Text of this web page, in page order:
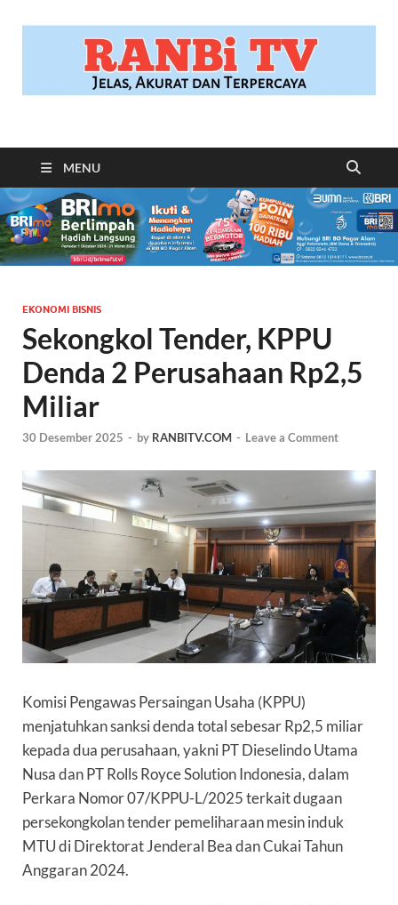
RANBITV.COM
MENU
EKONOMI BISNIS
Sekongkol Tender, KPPU
Denda 2 Perusahaan Rp2,5
Miliar
30 Desember 2025 - by RANBITV.COM - Leave a Comment
Komisi Pengawas Persaingan Usaha (KPPU)
menjatuhkan sanksi denda total sebesar Rp2,5 miliar
kepada dua perusahaan, yakni PT Dieselindo Utama
Nusa dan PT Rolls Royce Solution Indonesia, dalam
Perkara Nomor 07/KPPU-L/2025 terkait dugaan
persekongkolan tender pemeliharaan mesin induk
MTU di Direktorat Jenderal Bea dan Cukai Tahun
Anggaran 2024.